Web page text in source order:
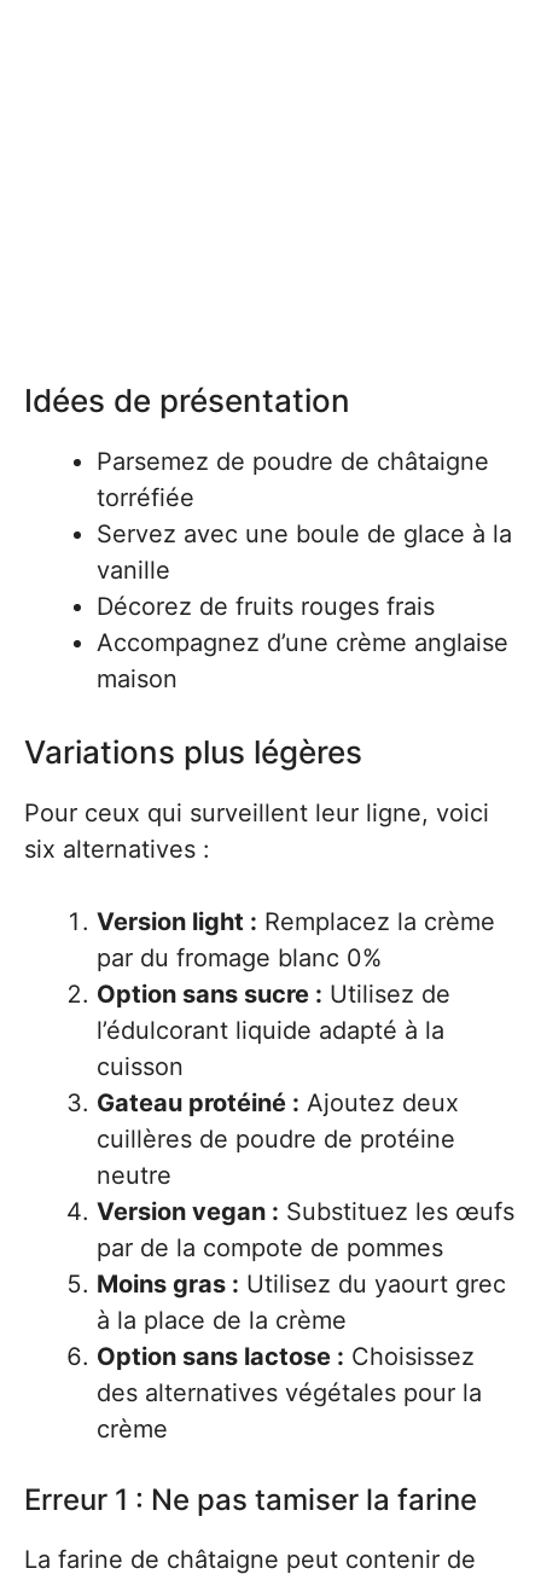
Idées de présentation
Parsemez de poudre de châtaigne
torréfiée
Servez avec une boule de glace à la
vanille
Décorez de fruits rouges frais
Accompagnez d’une crème anglaise
maison
Variations plus légères
Pour ceux qui surveillent leur ligne, voici
six alternatives :
Version light : Remplacez la crème
par du fromage blanc 0%
Option sans sucre : Utilisez de
l’édulcorant liquide adapté à la
cuisson
Gateau protéiné : Ajoutez deux
cuillères de poudre de protéine
neutre
Version vegan : Substituez les œufs
par de la compote de pommes
Moins gras : Utilisez du yaourt grec
à la place de la crème
Option sans lactose : Choisissez
des alternatives végétales pour la
crème
Erreur 1 : Ne pas tamiser la farine
La farine de châtaigne peut contenir de